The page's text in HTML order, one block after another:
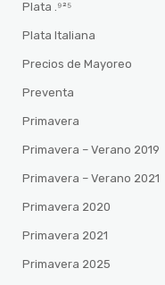
Plata .⁹²⁵
Plata Italiana
Precios de Mayoreo
Preventa
Primavera
Primavera – Verano 2019
Primavera – Verano 2021
Primavera 2020
Primavera 2021
Primavera 2025